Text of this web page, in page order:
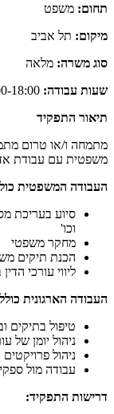
תחום: משפט
מיקום: תל אביב
סוג משרה: מלאה
שעות עבודה:
תיאור התפקיד
מתמחה ו/או טרום
משפטית עם עבודת
העבודה המשפטית
סיוע בעריכת
וכו'
מחקר משפטי
הכנת תיקים
ליווי עורכי
העבודה הארגונית
טיפול בתיקים
ניהול יומן של
ניהול פרויקטים
עבודה מול
דרישות התפקיד: